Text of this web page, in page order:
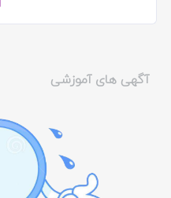
آگهی های آموزشی